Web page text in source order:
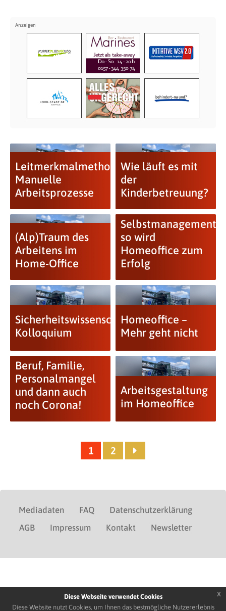
Leitmerkmalmethode
Manuelle
Arbeitsprozesse
Wie läuft es mit
der
Kinderbetreuung?
(Alp)Traum des
Arbeitens im
Home-Office
Selbstmanagement:
so wird
Homeoffice zum
Erfolg
Sicherheitswissenschaftliches
Kolloquium
Homeoffice –
Mehr geht nicht
Beruf, Familie,
Personalmangel
und dann auch
noch Corona!
Arbeitsgestaltung
im Homeoffice
1 2
Mediadaten FAQ
Datenschutzerklärung
AGB
Impressum Kontakt Newsletter
Diese Webseite verwendet Cookies
Diese Website nutzt Cookies, um Ihnen das bestmögliche Nutzererlebnis
x